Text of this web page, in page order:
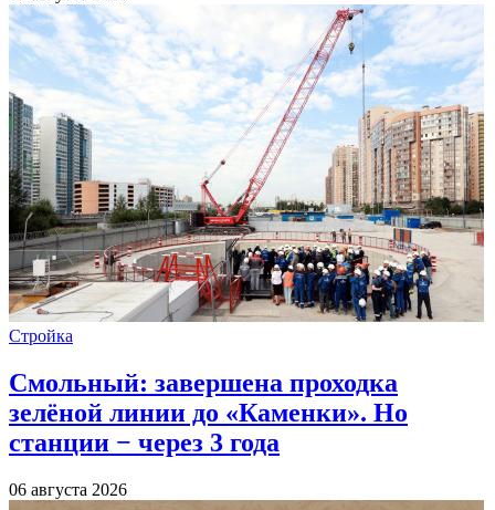
Стройка
Смольный: завершена проходка
зелёной линии до «Каменки». Но
станции − через 3 года
06 августа 2026